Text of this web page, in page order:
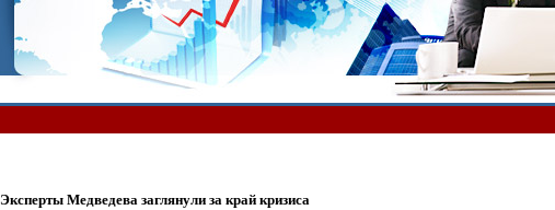
Эксперты Медведева заглянули за край кризиса